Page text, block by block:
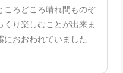
ころどころ晴れ間ものぞ
り楽しむことが出来ま
におおわれていました